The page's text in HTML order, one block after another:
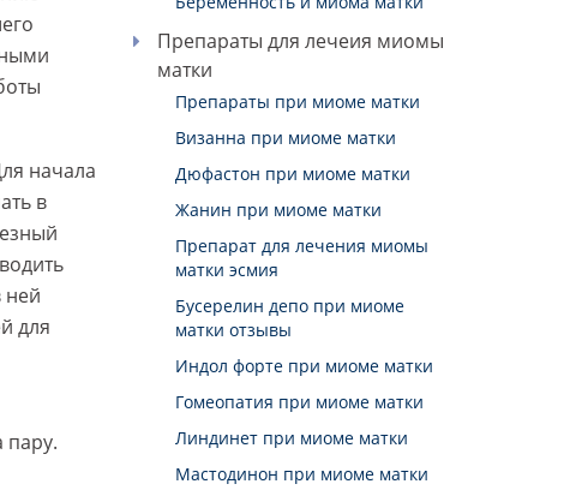
начала
в
ней
для
пару.
Препараты для лечеия миомы
матки
Препараты при миоме матки
Визанна при миоме матки
Дюфастон при миоме матки
Жанин при миоме матки
Препарат для лечения миомы
матки эсмия
Бусерелин депо при миоме
матки отзывы
Индол форте при миоме матки
Гомеопатия при миоме матки
Линдинет при миоме матки
Мастодинон при миоме матки